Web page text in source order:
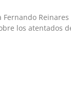
Fernando Reinares
los atentados